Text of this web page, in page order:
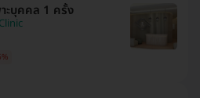
ะบุคคล 1 ครั้ง